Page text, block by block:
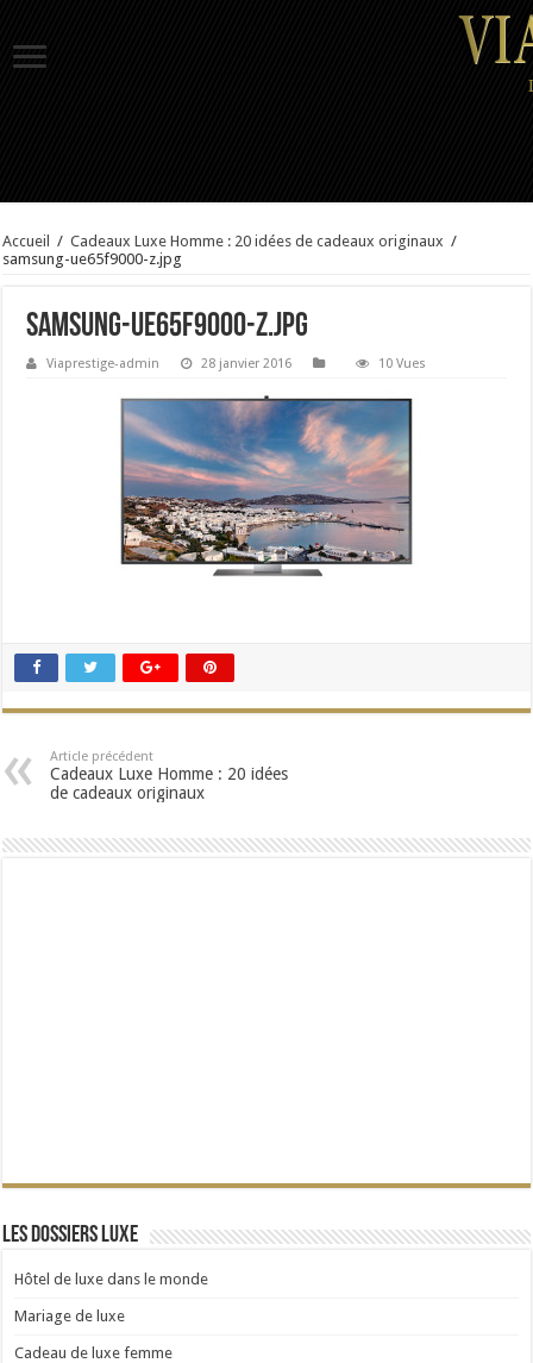
Accueil / Cadeaux Luxe Homme : 20 idées de cadeaux originaux /
samsung-ue65f9000-z.jpg
samsung-ue65f9000-z.jpg
Viaprestige-admin 28 janvier 2016 10 Vues
Article précédent
Cadeaux Luxe Homme : 20 idées
de cadeaux originaux
Les dossiers Luxe
Hôtel de luxe dans le monde
Mariage de luxe
Cadeau de luxe femme